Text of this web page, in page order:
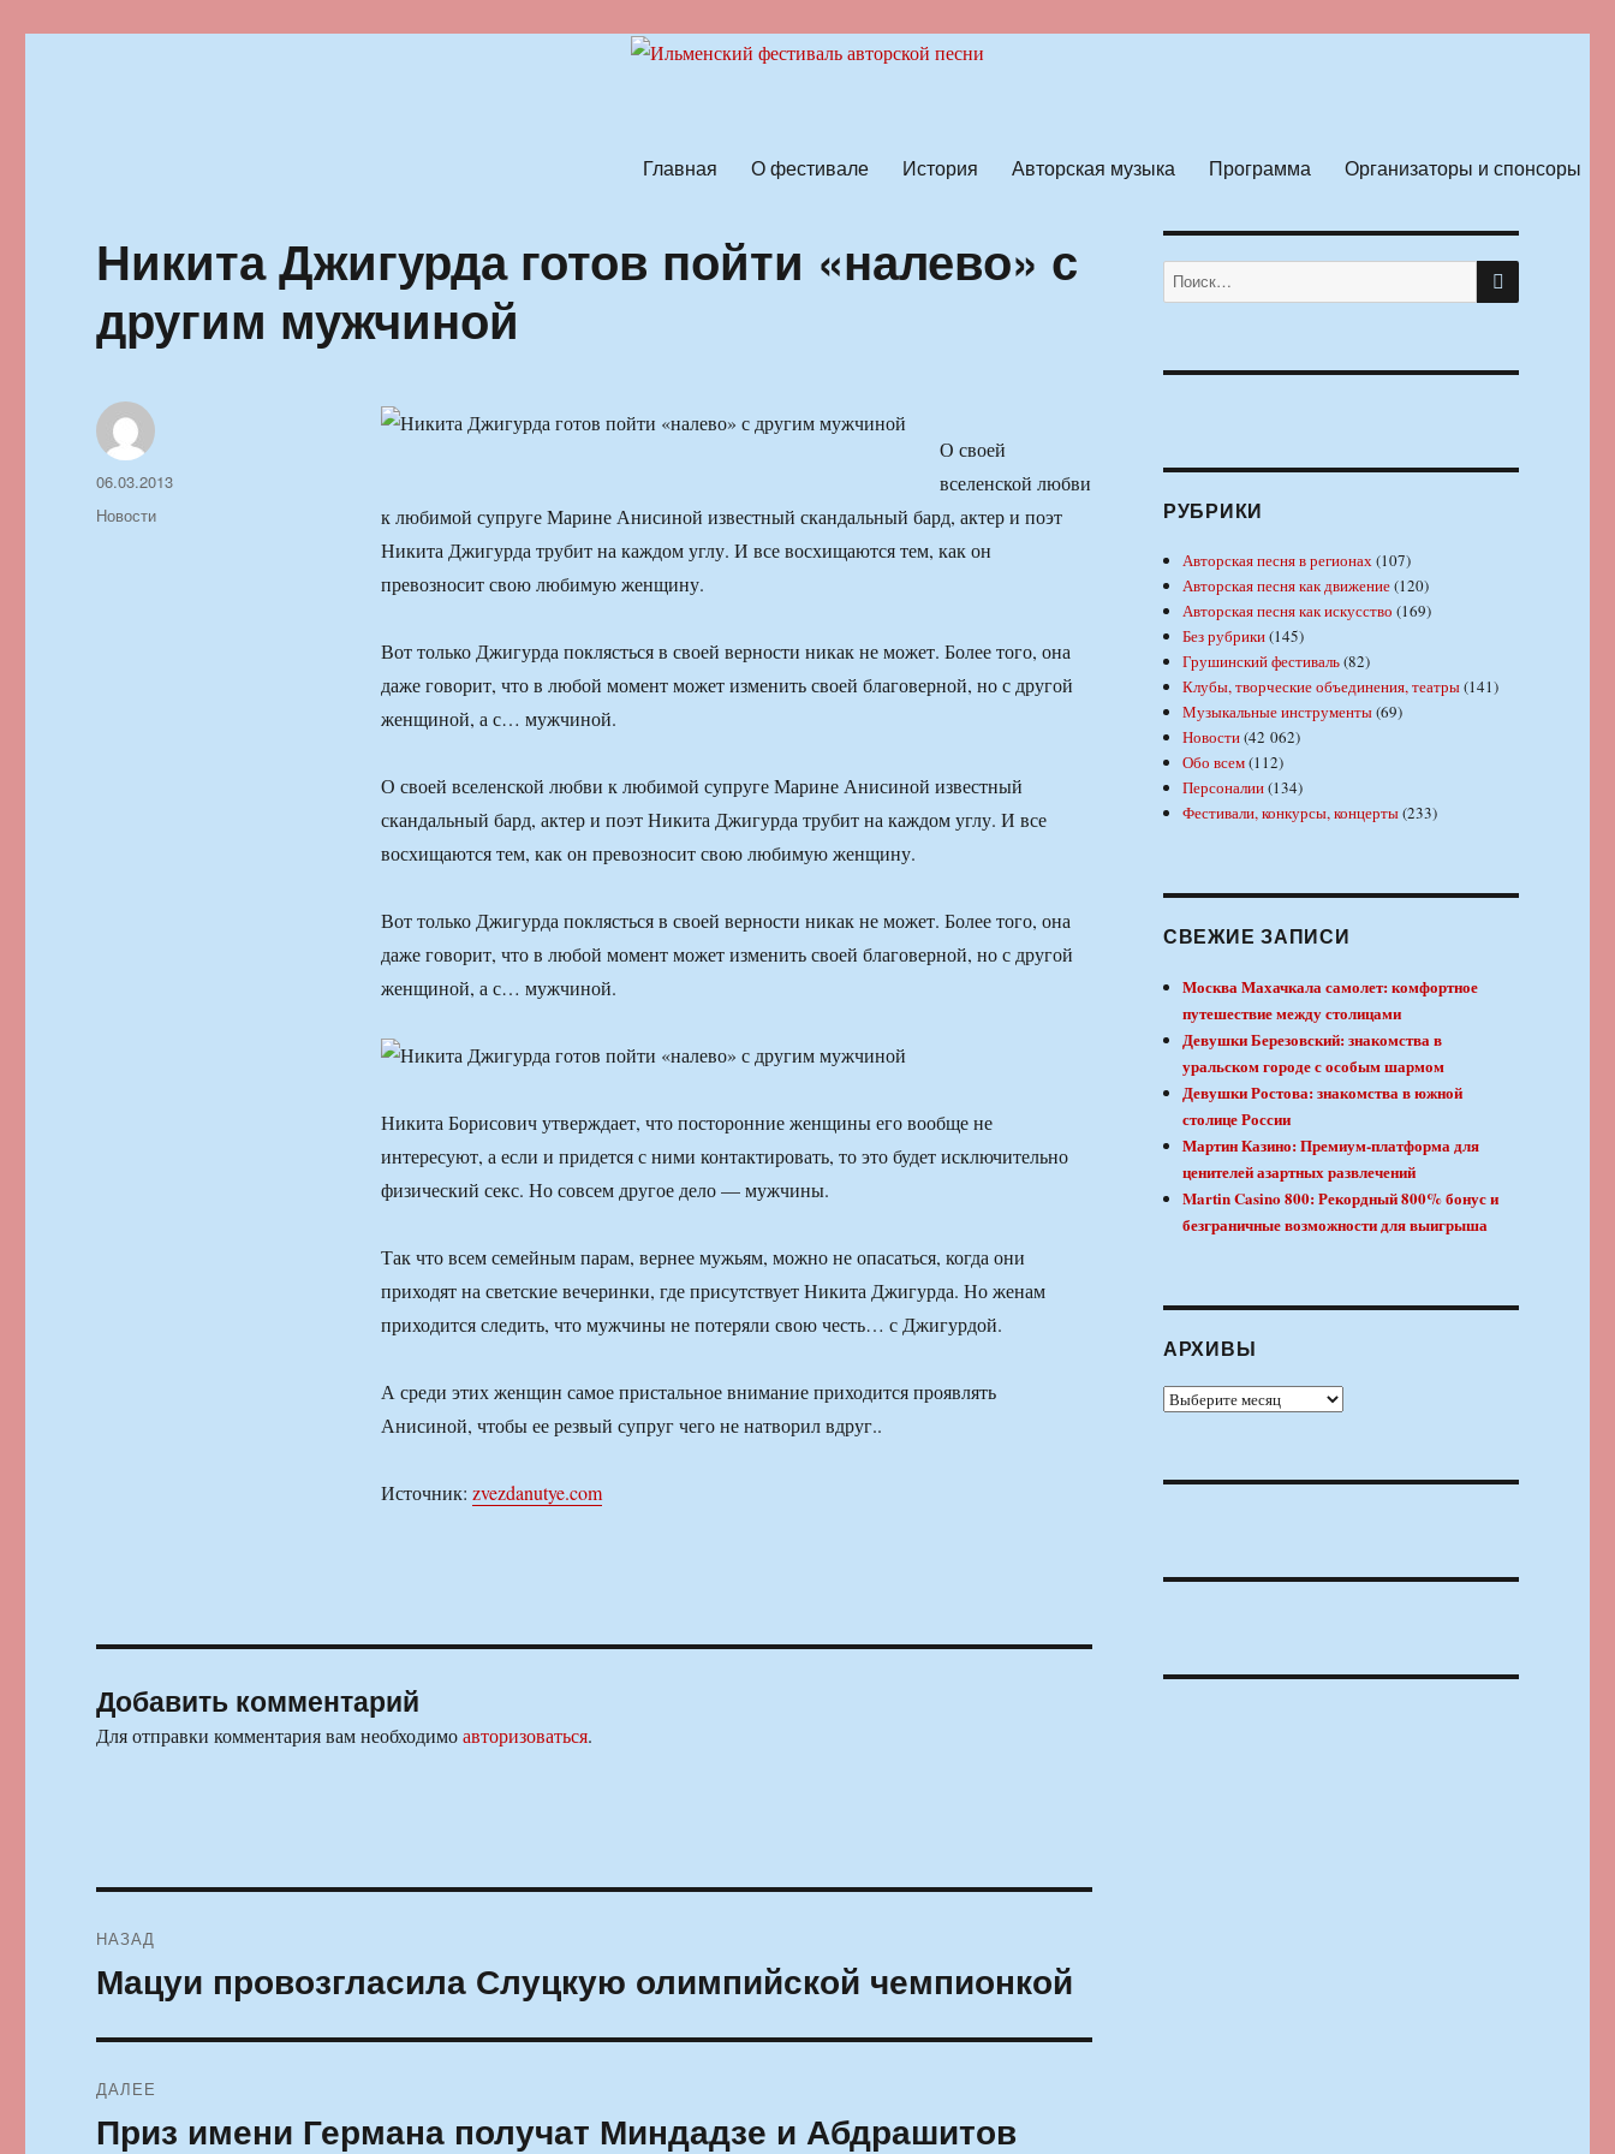
Главная О фестивале История Авторская музыка Программа Организаторы и спонсоры
Никита Джигурда готов пойти «налево» с
другим мужчиной
О своей
вселенской любви
к любимой супруге Марине Анисиной известный скандальный бард, актер и поэт
Никита Джигурда трубит на каждом углу. И все восхищаются тем, как он
превозносит свою любимую женщину.
Вот только Джигурда поклясться в своей верности никак не может. Более того, она
даже говорит, что в любой момент может изменить своей благоверной, но с другой
женщиной, а с… мужчиной.
О своей вселенской любви к любимой супруге Марине Анисиной известный
скандальный бард, актер и поэт Никита Джигурда трубит на каждом углу. И все
восхищаются тем, как он превозносит свою любимую женщину.
Вот только Джигурда поклясться в своей верности никак не может. Более того, она
даже говорит, что в любой момент может изменить своей благоверной, но с другой
женщиной, а с… мужчиной.
Никита Борисович утверждает, что посторонние женщины его вообще не
интересуют, а если и придется с ними контактировать, то это будет исключительно
физический секс. Но совсем другое дело — мужчины.
Так что всем семейным парам, вернее мужьям, можно не опасаться, когда они
приходят на светские вечеринки, где присутствует Никита Джигурда. Но женам
приходится следить, что мужчины не потеряли свою честь… с Джигурдой.
А среди этих женщин самое пристальное внимание приходится проявлять
Анисиной, чтобы ее резвый супруг чего не натворил вдруг..
Источник: zvezdanutye.com
Автор
Опубликовано
06.03.2013
Рубрики
Новости
Добавить комментарий
Для отправки комментария вам необходимоавторизоваться.
по
НАЗАД
Предыдущая
запись:
Мацуи провозгласила Слуцкую олимпийской чемпионкой
ДАЛЕЕ
Следующая
Приз имени Германа получат Миндадзе и Абдрашитов
Искать: ПОИСК
РУБРИКИ
Авторская песня в регионах(107)
Авторская песня как движение(120)
Авторская песня как искусство (169)
Без рубрики(145)
Грушинский фестиваль(82)
Клубы, творческие объединения, театры(141)
Музыкальные инструменты(69)
Новости(42 062)
Обо всем(112)
Персоналии(134)
Фестивали, конкурсы, концерты(233)
СВЕЖИЕ ЗАПИСИ
Москва Махачкала самолет: комфортное
путешествие между столицами
Девушки Березовский: знакомства в
уральском городе с особым шармом
Девушки Ростова: знакомства в южной
столице России
Мартин Казино: Премиум-платформа для
ценителей азартных развлечений
Martin Casino 800: Рекордный 800% бонус и
безграничные возможности для выигрыша
АРХИВЫ
Архивы